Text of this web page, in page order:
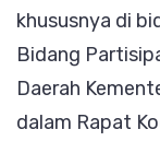
khususnya di
Bidang
Daerah
dalam Rapat